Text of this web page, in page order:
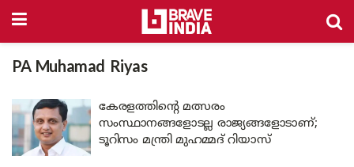
PA Muhamad Riyas
കേരളത്തിന്റെ മത്സരം
സംസ്ഥാനങ്ങളോടല്ല രാജ്യങ്ങളോടാണ്;
ടൂറിസം മന്ത്രി മുഹമ്മദ് റിയാസ്